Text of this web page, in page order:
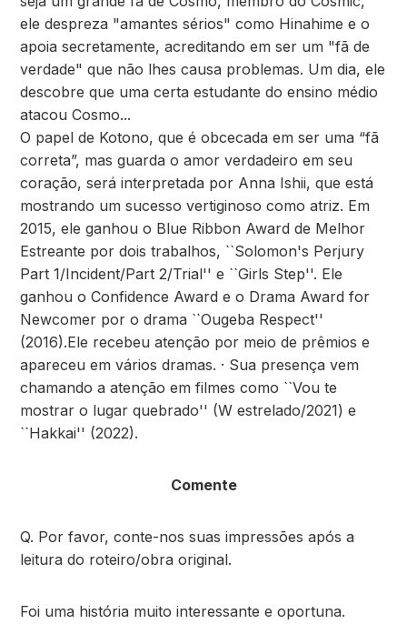
ele despreza "amantes sérios" como Hinahime e o
apoia secretamente, acreditando em ser um "fã de
verdade" que não lhes causa problemas. Um dia, ele
descobre que uma certa estudante do ensino médio
atacou Cosmo...
O papel de Kotono, que é obcecada em ser uma “fã
correta”, mas guarda o amor verdadeiro em seu
coração, será interpretada por Anna Ishii, que está
mostrando um sucesso vertiginoso como atriz. Em
2015, ele ganhou o Blue Ribbon Award de Melhor
Estreante por dois trabalhos, ``Solomon's Perjury
Part 1/Incident/Part 2/Trial'' e ``Girls Step''. Ele
ganhou o Confidence Award e o Drama Award for
Newcomer por o drama ``Ougeba Respect''
(2016).Ele recebeu atenção por meio de prêmios e
apareceu em vários dramas. · Sua presença vem
chamando a atenção em filmes como ``Vou te
mostrar o lugar quebrado'' (W estrelado/2021) e
``Hakkai'' (2022).
Comente
Q. Por favor, conte-nos suas impressões após a
leitura do roteiro/obra original.
Foi uma história muito interessante e oportuna.